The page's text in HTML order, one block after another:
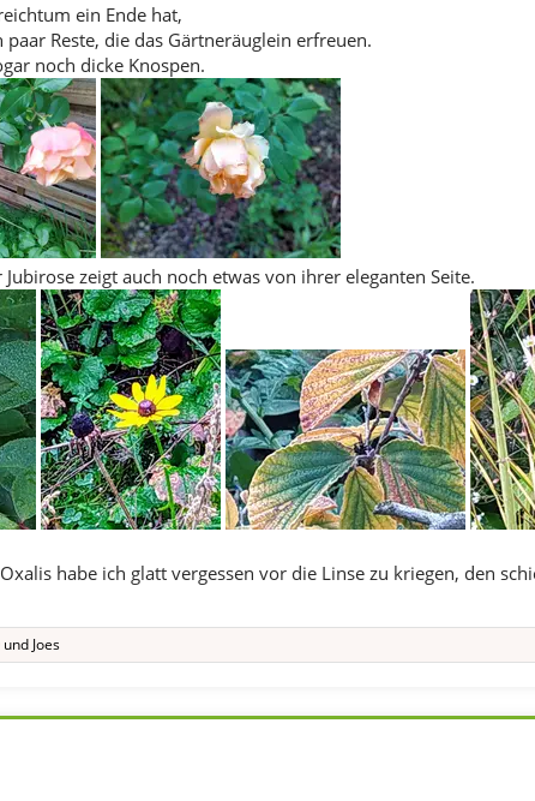
ein Ende hat,
Reste, die das Gärtneräuglein erfreuen.
noch dicke Knospen.
Jubirose zeigt auch noch etwas von ihrer eleganten Seite.
habe ich glatt vergessen vor die Linse zu kriegen, den
und Joes